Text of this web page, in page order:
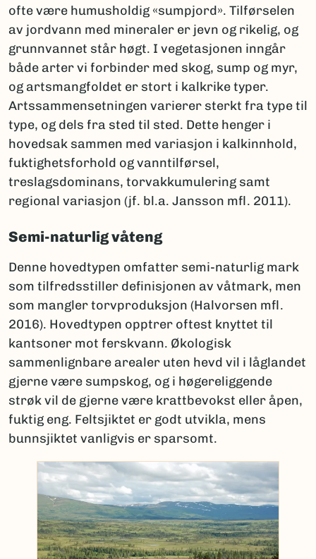
ofte være humusholdig «sumpjord». Tilførselen
av jordvann med mineraler er jevn og rikelig, og
grunnvannet står høgt. I vegetasjonen inngår
både arter vi forbinder med skog, sump og myr,
og artsmangfoldet er stort i kalkrike typer.
Artssammensetningen varierer sterkt fra type til
type, og dels fra sted til sted. Dette henger i
hovedsak sammen med variasjon i kalkinnhold,
fuktighetsforhold og vanntilførsel,
treslagsdominans, torvakkumulering samt
regional variasjon (jf. bl.a. Jansson mfl. 2011).
Semi-naturlig våteng
Denne hovedtypen omfatter semi-naturlig mark
som tilfredsstiller definisjonen av våtmark, men
som mangler torvproduksjon (Halvorsen mfl.
2016). Hovedtypen opptrer oftest knyttet til
kantsoner mot ferskvann. Økologisk
sammenlignbare arealer uten hevd vil i låglandet
gjerne være sumpskog, og i høgereliggende
strøk vil de gjerne være krattbevokst eller åpen,
fuktig eng. Feltsjiktet er godt utvikla, mens
bunnsjiktet vanligvis er sparsomt.